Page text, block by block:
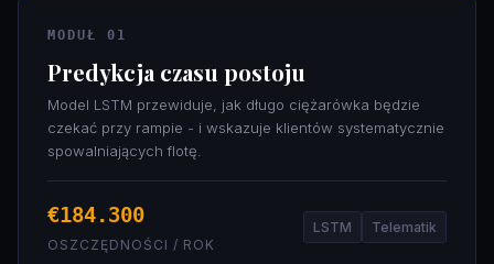
MODUŁ 01
Predykcja czasu postoju
Model LSTM przewiduje, jak długo ciężarówka będzie
czekać przy rampie - i wskazuje klientów systematycznie
spowalniających flotę.
€184.300
OSZCZĘDNOŚCI / ROK
LSTM Telematik